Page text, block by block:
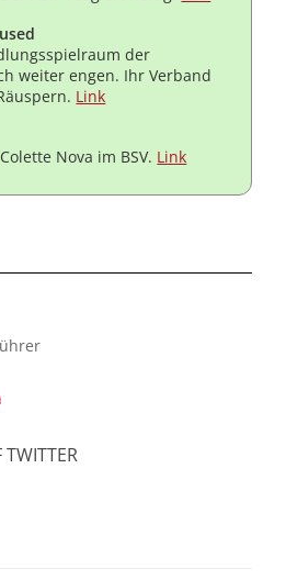
der
weiter engen. Ihr Verband
Link
Nova im BSV. Link
TWITTER